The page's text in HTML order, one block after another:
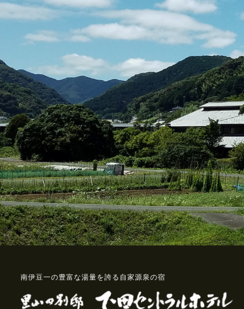
南伊豆一の豊富な湯量を誇る自家源泉の宿